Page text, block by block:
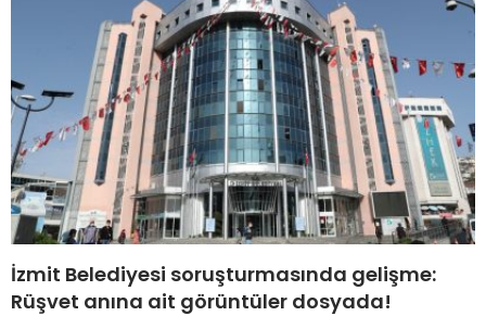
İzmit Belediyesi soruşturmasında gelişme:
Rüşvet anına ait görüntüler dosyada!